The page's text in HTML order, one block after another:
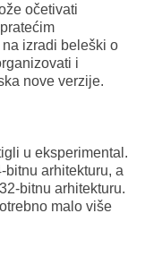
očetivati
izradi beleški o
i
nove verzije.
u eksperimental.
bitnu arhitekturu, a
bitnu arhitekturu.
malo više